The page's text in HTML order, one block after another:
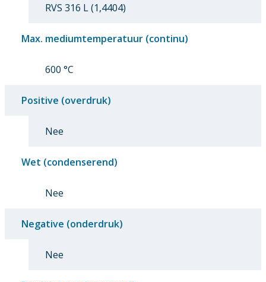
RVS 316 L (1,4404)
Max. mediumtemperatuur (continu)
600 °C
Positive (overdruk)
Nee
Wet (condenserend)
Nee
Negative (onderdruk)
Nee